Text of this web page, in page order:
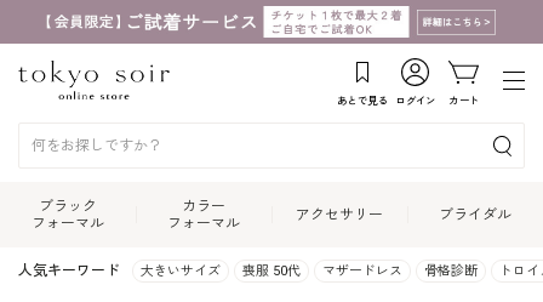
あとで見る ログイン カート
ブラック
フォーマル
カラー
フォーマル
アクセサリー ブライダル
人気キーワード 大きいサイズ 喪服 50代 マザードレス 骨格診断 トロ